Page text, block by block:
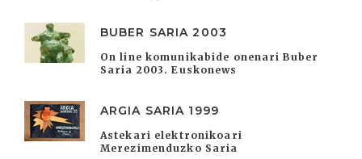
BUBER SARIA 2003
On line komunikabide onenari Buber
Saria 2003. Euskonews
ARGIA SARIA 1999
Astekari elektronikoari
Merezimenduzko Saria